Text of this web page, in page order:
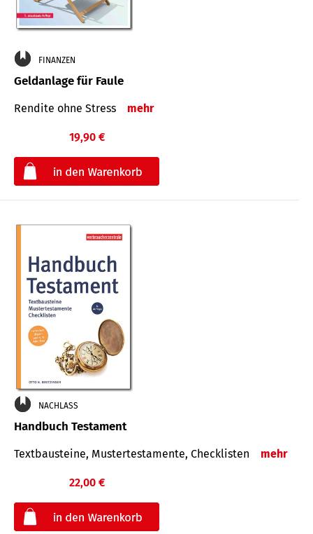
FINANZEN
Geldanlage für Faule
Rendite ohne Stress mehr
19,90 €
NACHLASS
Handbuch Testament
Textbausteine, Mustertestamente, Checklisten mehr
22,00 €